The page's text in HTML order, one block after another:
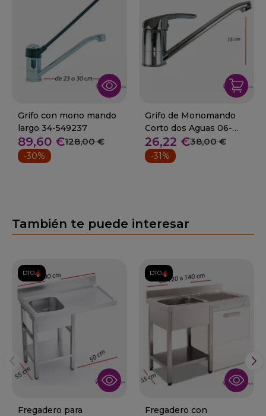
Grifo con mono mando
largo 34-549237
89,60 €128,00 €
-30%
Grifo de Monomando
Corto dos Aguas 06-
463602
26,22 €38,00 €
-31%
También te puede interesar
DTO.
Fregadero para
DTO.
Fregadero con